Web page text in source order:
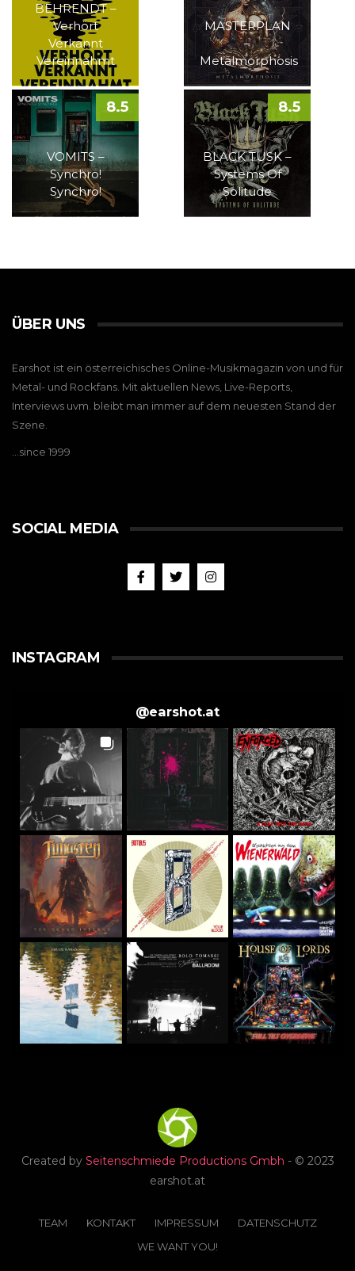
BEHRENDT –
Verhört
Verkannt
Vereinnahmt
MASTERPLAN
–
Metalmorphosis
VOMITS –
Synchro!
Synchro!
8.5
BLACK TUSK –
Systems Of
Solitude
8.5
ÜBER UNS
Earshot ist ein österreichisches Online-Musikmagazin von und für
Metal- und Rockfans. Mit aktuellen News, Live-Reports,
Interviews uvm. bleibt man immer auf dem neuesten Stand der
Szene.
…since 1999
SOCIAL MEDIA
INSTAGRAM
@earshot.at
Created by Seitenschmiede Productions Gmbh - © 2023
earshot.at
TEAM KONTAKT IMPRESSUM
DATENSCHUTZ
WE WANT YOU!